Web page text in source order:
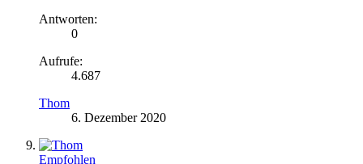
Antworten:
0
Aufrufe:
4.687
Thom
6. Dezember 2020
Empfohlen